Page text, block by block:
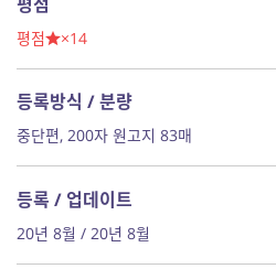
평점 ×14
등록방식 / 분량
중단편, 200자 원고지 83매
등록 / 업데이트
20년 8월 / 20년 8월